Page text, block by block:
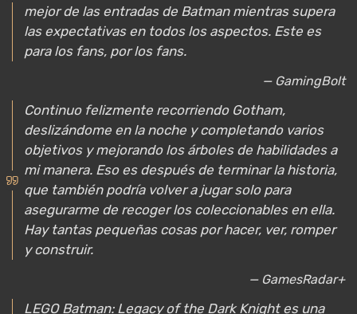
mejor de las entradas de Batman mientras supera
las expectativas en todos los aspectos. Este es
para los fans, por los fans.
— GamingBolt
Continuo felizmente recorriendo Gotham,
deslizándome en la noche y completando varios
objetivos y mejorando los árboles de habilidades a
mi manera. Eso es después de terminar la historia,
que también podría volver a jugar solo para
asegurarme de recoger los coleccionables en ella.
Hay tantas pequeñas cosas por hacer, ver, romper
y construir.
— GamesRadar+
LEGO Batman: Legacy of the Dark Knight es una